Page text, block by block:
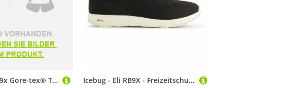
Icebug Haze Rb9x Gore-tex® Trail Running Shoes Schwarz EU 41 Mann
Icebug - Eli RB9X - Freizeitschuhe Gr 7,5 schwarz